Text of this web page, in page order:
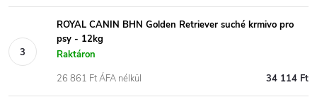
ROYAL CANIN BHN Golden Retriever suché krmivo pro
psy - 12kg
Raktáron
34 114 Ft
26 861 Ft ÁFA nélkül